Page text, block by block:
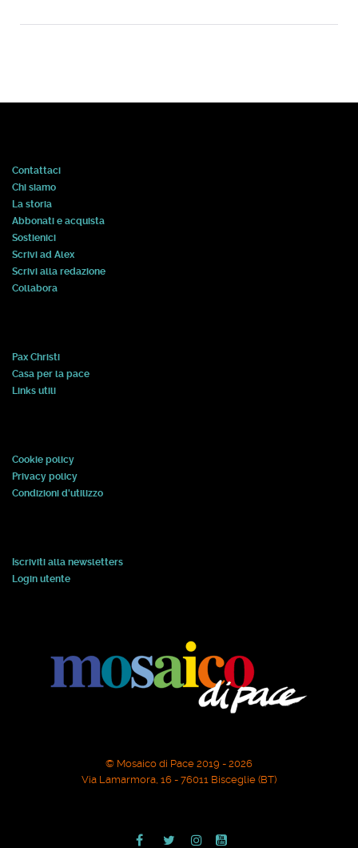
Contattaci
Chi siamo
La storia
Abbonati e acquista
Sostienici
Scrivi ad Alex
Scrivi alla redazione
Collabora
Pax Christi
Casa per la pace
Links utili
Cookie policy
Privacy policy
Condizioni d'utilizzo
Iscriviti alla newsletters
Login utente
© Mosaico di Pace 2019 - 2026
Via Lamarmora, 16 - 76011 Bisceglie (BT)